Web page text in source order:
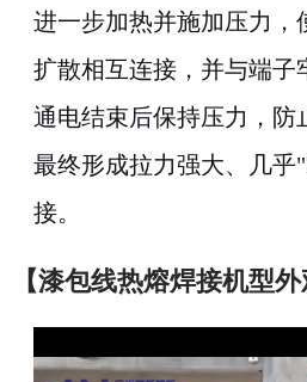
进一步加热并施加压力，
扩散相互连接，并与端子
通电结束后保持压力，防
最终形成拉力强大、几乎
接。
【漆包线热熔焊接机型外